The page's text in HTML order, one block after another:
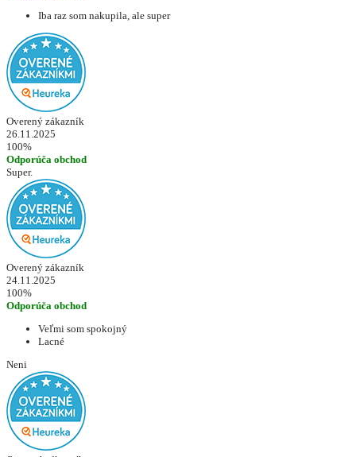
Iba raz som nakupila, ale super
Overený zákazník
26.11.2025
100%
Odporúča obchod
Super.
Overený zákazník
24.11.2025
100%
Odporúča obchod
Veľmi som spokojný
Lacné
Neni